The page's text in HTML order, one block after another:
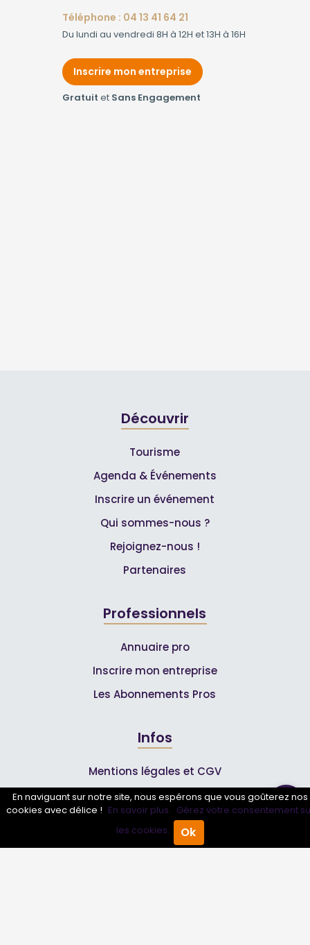
Annuaire Pro Agenda
Téléphone : 04 13 41 64 21
Du lundi au vendredi 8H à 12H et 13H à 16H
Inscrire mon entreprise
Gratuit et Sans Engagement
Découvrir
Tourisme
Agenda & Événements
Inscrire un événement
Qui sommes-nous ?
Rejoignez-nous !
Partenaires
Professionnels
Annuaire pro
Inscrire mon entreprise
Les Abonnements Pros
Infos
Mentions légales et CGV
Suivez-nous
En naviguant sur notre site, nous espérons que vous goûterez nos
cookies avec délice ! En savoir plus. Gérez votre consentement
les cookies.
Ok